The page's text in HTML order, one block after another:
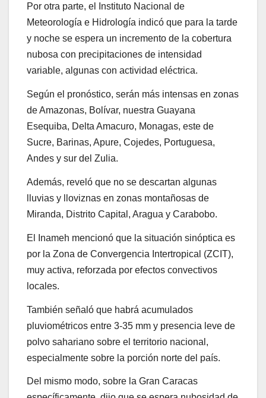
Por otra parte, el Instituto Nacional de
Meteorología e Hidrología indicó que para la tarde
y noche se espera un incremento de la cobertura
nubosa con precipitaciones de intensidad
variable, algunas con actividad eléctrica.
Según el pronóstico, serán más intensas en zonas
de Amazonas, Bolívar, nuestra Guayana
Esequiba, Delta Amacuro, Monagas, este de
Sucre, Barinas, Apure, Cojedes, Portuguesa,
Andes y sur del Zulia.
Además, reveló que no se descartan algunas
lluvias y lloviznas en zonas montañosas de
Miranda, Distrito Capital, Aragua y Carabobo.
El Inameh mencionó que la situación sinóptica es
por la Zona de Convergencia Intertropical (ZCIT),
muy activa, reforzada por efectos convectivos
locales.
También señaló que habrá acumulados
pluviométricos entre 3-35 mm y presencia leve de
polvo sahariano sobre el territorio nacional,
especialmente sobre la porción norte del país.
Del mismo modo, sobre la Gran Caracas